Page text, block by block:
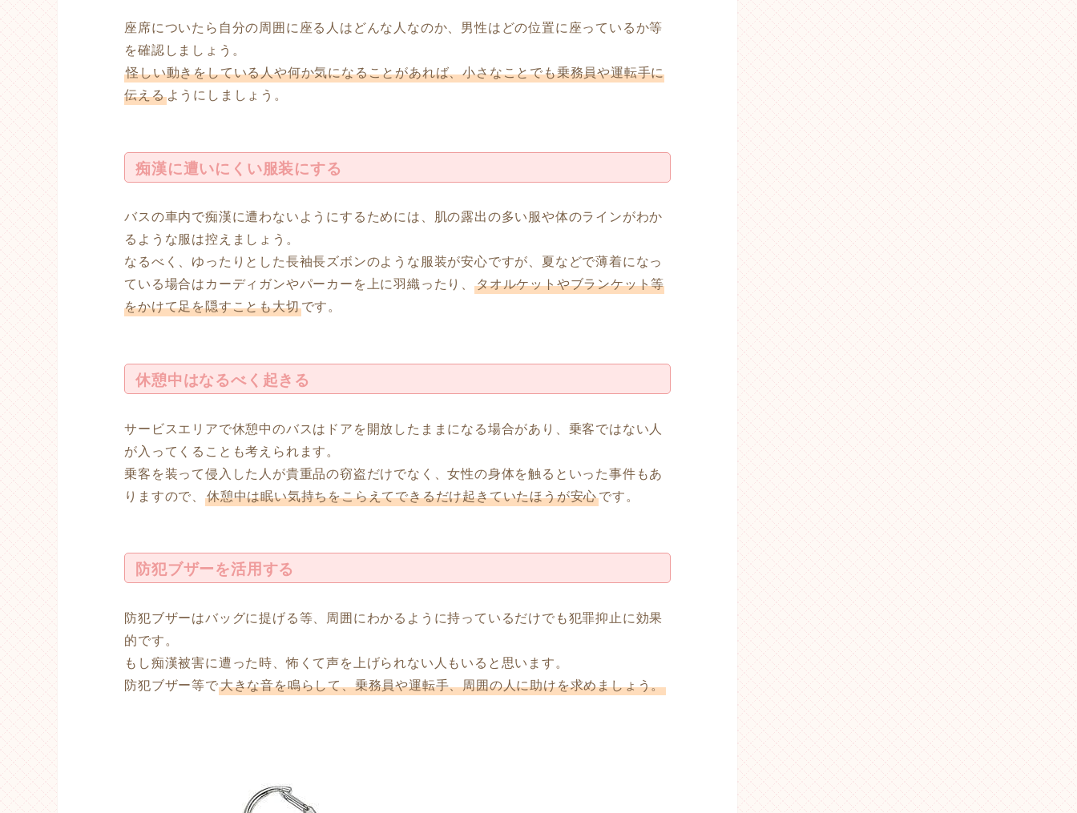
座席についたら自分の周囲に座る人はどんな人なのか、男性はどの位置に座っているか等
を確認しましょう。
怪しい動きをしている人や何か気になることがあれば、小さなことでも乗務員や運転手に
伝えるようにしましょう。
痴漢に遭いにくい服装にする
バスの車内で痴漢に遭わないようにするためには、肌の露出の多い服や体のラインがわか
るような服は控えましょう。
なるべく、ゆったりとした長袖長ズボンのような服装が安心ですが、夏などで薄着になっ
ている場合はカーディガンやパーカーを上に羽織ったり、 タオルケットやブランケット等
をかけて足を隠すことも大切です。
休憩中はなるべく起きる
サービスエリアで休憩中のバスはドアを開放したままになる場合があり、乗客ではない人
が入ってくることも考えられます。
乗客を装って侵入した人が貴重品の窃盗だけでなく、女性の身体を触るといった事件もあ
りますので、 休憩中は眠い気持ちをこらえてできるだけ起きていたほうが安心です。
防犯ブザーを活用する
防犯ブザーはバッグに提げる等、周囲にわかるように持っているだけでも犯罪抑止に効果
的です。
もし痴漢被害に遭った時、怖くて声を上げられない人もいると思います。
防犯ブザー等で大きな音を鳴らして、乗務員や運転手、周囲の人に助けを求めましょう。